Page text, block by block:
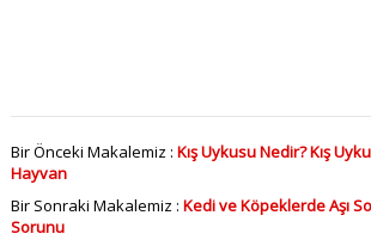
Bir Önceki Makalemiz : Kış Uykusu Nedir? Kış
Hayvan
Bir Sonraki Makalemiz : Kedi ve Köpeklerde Aşı
Sorunu